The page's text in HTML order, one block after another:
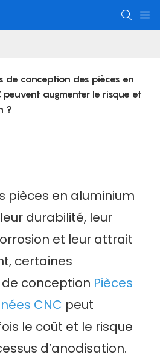
de conception des pièces en
peuvent augmenter le risque et
?
pièces en aluminium
durabilité, leur
et leur attrait
certaines
conception Pièces
CNC peut
le coût et le risque
d’anodisation.